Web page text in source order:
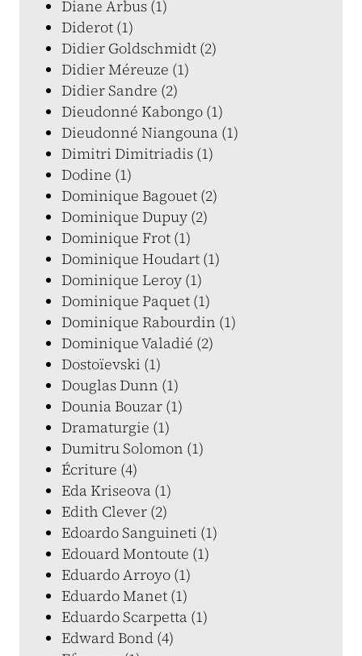
Diane Arbus (1)
Diderot (1)
Didier Goldschmidt (2)
Didier Méreuze (1)
Didier Sandre (2)
Dieudonné Kabongo (1)
Dieudonné Niangouna (1)
Dimitri Dimitriadis (1)
Dodine (1)
Dominique Bagouet (2)
Dominique Dupuy (2)
Dominique Frot (1)
Dominique Houdart (1)
Dominique Leroy (1)
Dominique Paquet (1)
Dominique Rabourdin (1)
Dominique Valadié (2)
Dostoïevski (1)
Douglas Dunn (1)
Dounia Bouzar (1)
Dramaturgie (1)
Dumitru Solomon (1)
Écriture (4)
Eda Kriseova (1)
Edith Clever (2)
Edoardo Sanguineti (1)
Edouard Montoute (1)
Eduardo Arroyo (1)
Eduardo Manet (1)
Eduardo Scarpetta (1)
Edward Bond (4)